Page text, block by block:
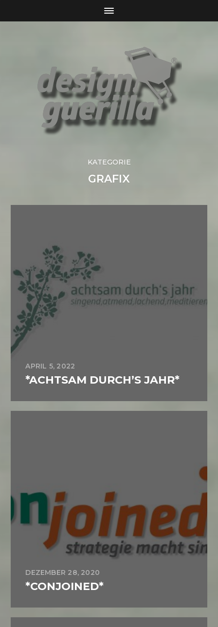
KATEGORIE
GRAFIX
APRIL 5, 2022
*ACHTSAM DURCH’S JAHR*
DEZEMBER 28, 2020
*CONJOINED*